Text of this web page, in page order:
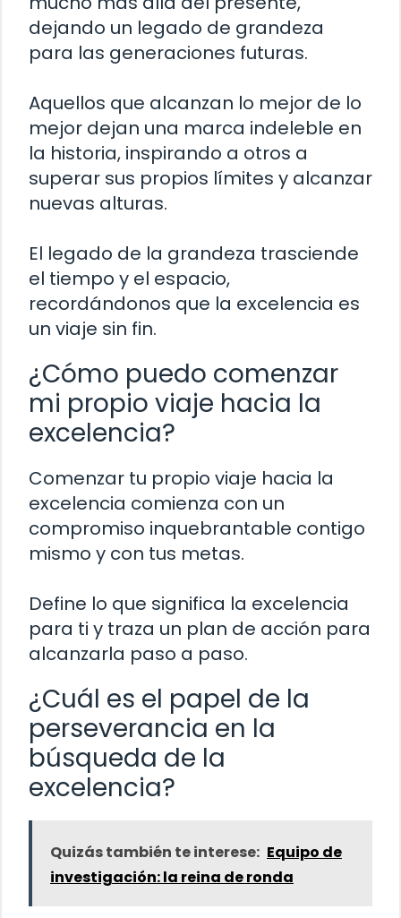
dejando un legado de grandeza
para las generaciones futuras.
Aquellos que alcanzan lo mejor de lo
mejor dejan una marca indeleble en
la historia, inspirando a otros a
superar sus propios límites y alcanzar
nuevas alturas.
El legado de la grandeza trasciende
el tiempo y el espacio,
recordándonos que la excelencia es
un viaje sin fin.
¿Cómo puedo comenzar
mi propio viaje hacia la
excelencia?
Comenzar tu propio viaje hacia la
excelencia comienza con un
compromiso inquebrantable contigo
mismo y con tus metas.
Define lo que significa la excelencia
para ti y traza un plan de acción para
alcanzarla paso a paso.
¿Cuál es el papel de la
perseverancia en la
búsqueda de la
excelencia?
Quizás también te interese: Equipo de
investigación: la reina de ronda